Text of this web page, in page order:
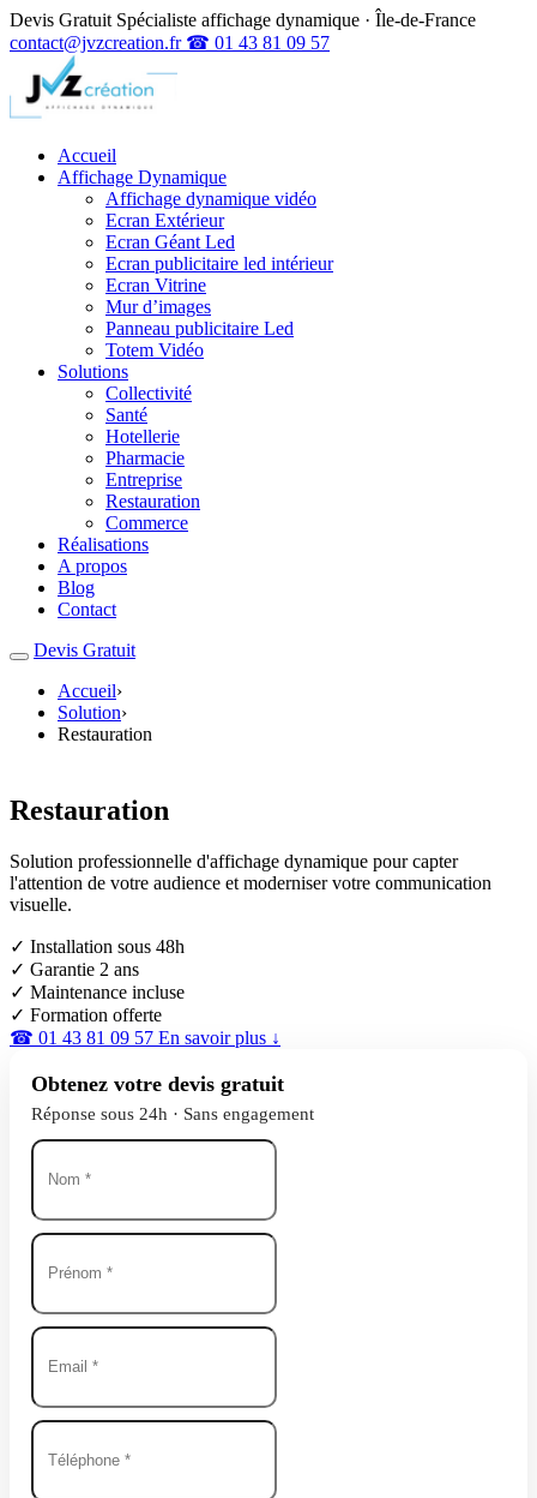
Devis Gratuit Spécialiste affichage dynamique · Île-de-France
contact@jvzcreation.fr ☎ 01 43 81 09 57
Accueil
Affichage Dynamique
Affichage dynamique vidéo
Ecran Extérieur
Ecran Géant Led
Ecran publicitaire led intérieur
Ecran Vitrine
Mur d’images
Panneau publicitaire Led
Totem Vidéo
Solutions
Collectivité
Santé
Hotellerie
Pharmacie
Entreprise
Restauration
Commerce
Réalisations
A propos
Blog
Contact
Devis Gratuit
Accueil›
Solution›
Restauration
Restauration
Solution professionnelle d'affichage dynamique pour capter
l'attention de votre audience et moderniser votre communication
visuelle.
✓ Installation sous 48h
✓ Garantie 2 ans
✓ Maintenance incluse
✓ Formation offerte
☎ 01 43 81 09 57 En savoir plus ↓
Obtenez votre devis gratuit
Réponse sous 24h · Sans engagement